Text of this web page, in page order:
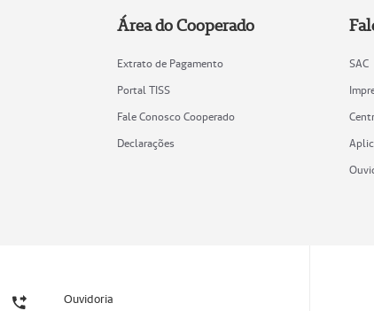
Área do Cooperado
Extrato de Pagamento
Portal TISS
Fale Conosco Cooperado
Declarações
SAC
Ouvidoria